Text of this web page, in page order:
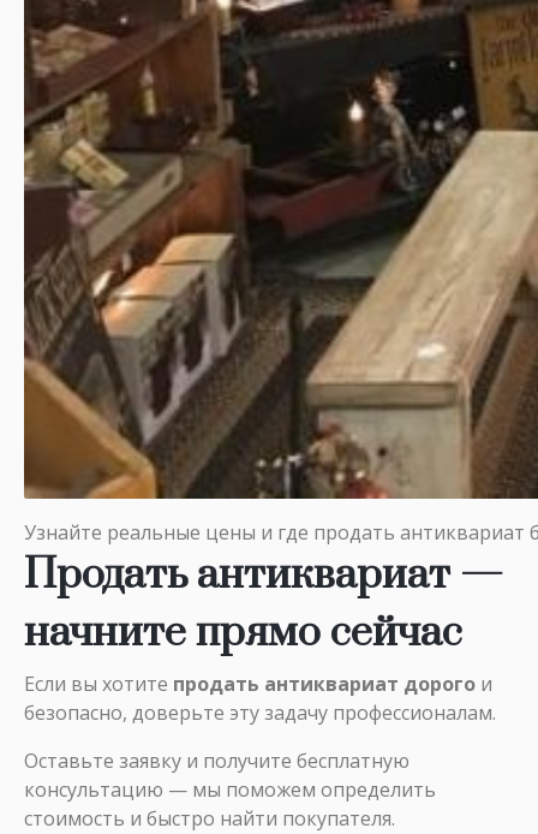
Узнайте реальные цены и где продать антиквариат
Продать антиквариат —
начните прямо сейчас
Если вы хотите продать антиквариат дорого и
безопасно, доверьте эту задачу профессионалам.
Оставьте заявку и получите бесплатную
консультацию — мы поможем определить
стоимость и быстро найти покупателя.